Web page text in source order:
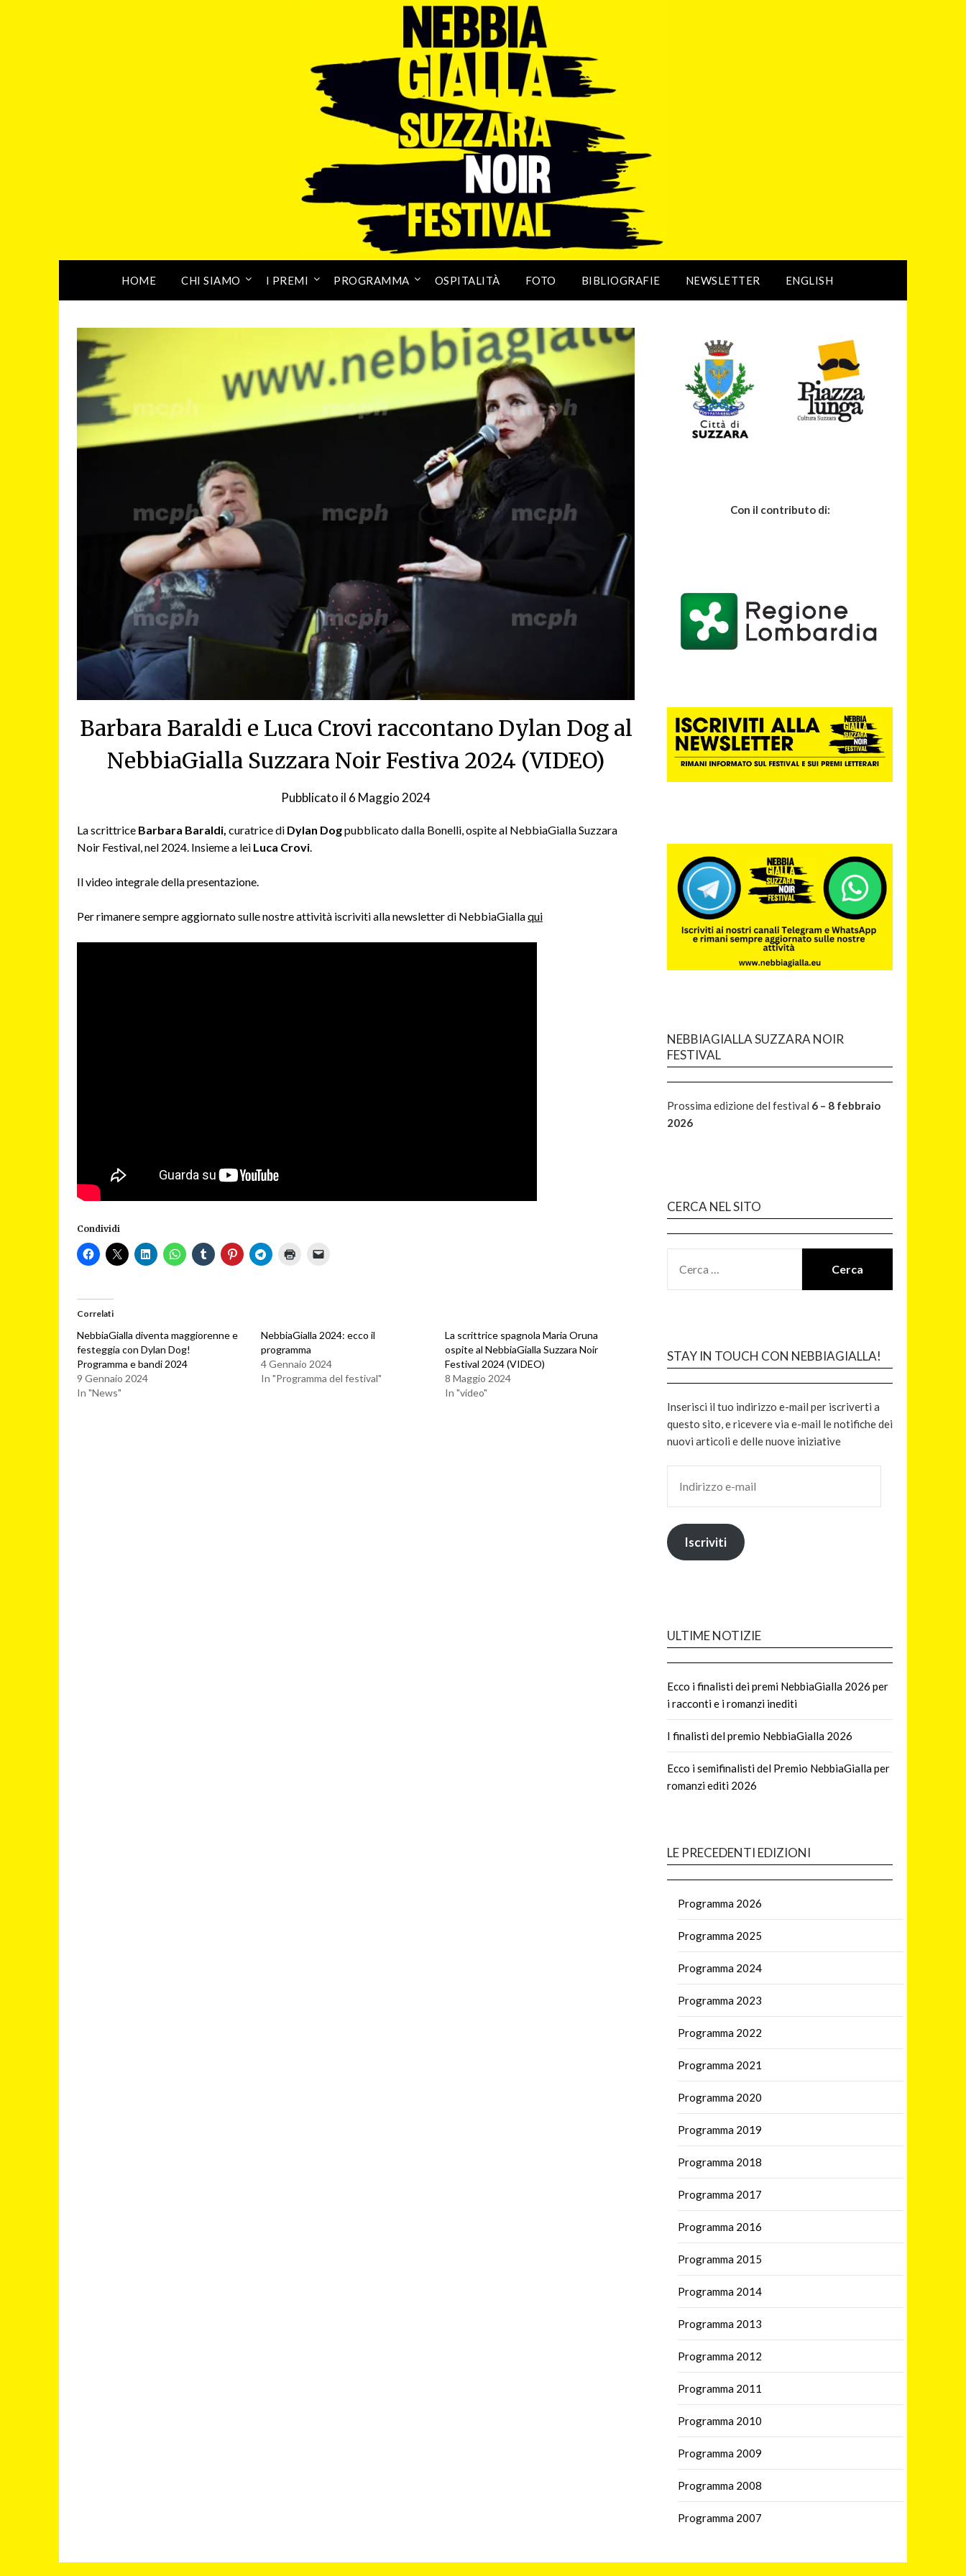
HOME CHI SIAMO I PREMI PROGRAMMA OSPITALITÀ FOTO BIBLIOGRAFIE NEWSLETTER ENGLISH
Barbara Baraldi e Luca Crovi raccontano Dylan Dog al
NebbiaGialla Suzzara Noir Festiva 2024 (VIDEO)
Pubblicato il 6 Maggio 2024
La scrittrice Barbara Baraldi, curatrice di Dylan Dogpubblicato dalla Bonelli, ospite al NebbiaGialla Suzzara
Noir Festival, nel 2024. Insieme a lei Luca Crovi
Il video integrale della presentazione.
Per rimanere sempre aggiornato sulle nostre attività iscriviti alla newsletter di NebbiaGiallaqui
Condividi
Correlati
NebbiaGialla diventa maggiorenne e
festeggia con Dylan Dog!
Programma e bandi 2024
9 Gennaio 2024
In "News"
NebbiaGialla 2024: ecco il
programma
4 Gennaio 2024
In "Programma del festival"
La scrittrice spagnola Maria Oruna
ospite al NebbiaGialla Suzzara Noir
Festival 2024 (VIDEO)
8 Maggio 2024
In "video"
Con il contributo di:
NEBBIAGIALLA SUZZARA NOIR
FESTIVAL
Prossima edizione del festival 6 – 8 febbraio
2026
CERCA NEL SITO
STAY IN TOUCH CON NEBBIAGIALLA!
Inserisci il tuo indirizzo e-mail per iscriverti a
questo sito, e ricevere via e-mail le notifiche dei
nuovi articoli e delle nuove iniziative
Iscriviti
ULTIME NOTIZIE
Ecco i finalisti dei premi NebbiaGialla 2026 per
i racconti e i romanzi inediti
I finalisti del premio NebbiaGialla 2026
Ecco i semifinalisti del Premio NebbiaGialla per
romanzi editi 2026
LE PRECEDENTI EDIZIONI
Programma 2026
Programma 2025
Programma 2024
Programma 2023
Programma 2022
Programma 2021
Programma 2020
Programma 2019
Programma 2018
Programma 2017
Programma 2016
Programma 2015
Programma 2014
Programma 2013
Programma 2012
Programma 2011
Programma 2010
Programma 2009
Programma 2008
Programma 2007